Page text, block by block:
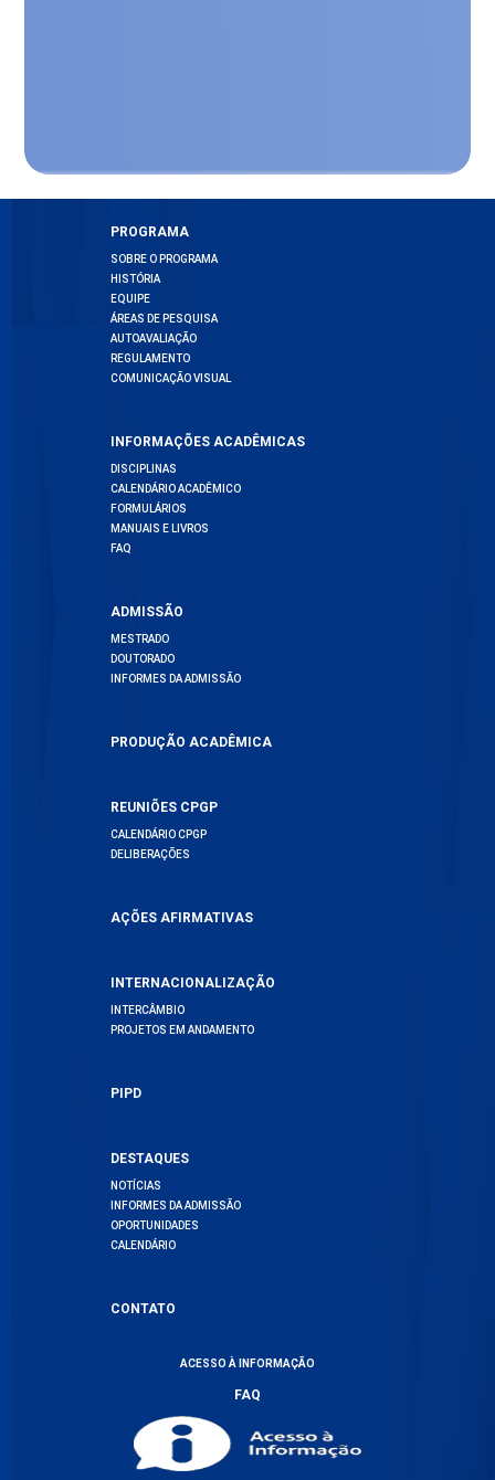
PROGRAMA
SOBRE O PROGRAMA
HISTÓRIA
EQUIPE
ÁREAS DE PESQUISA
AUTOAVALIAÇÃO
REGULAMENTO
COMUNICAÇÃO VISUAL
INFORMAÇÕES ACADÊMICAS
DISCIPLINAS
CALENDÁRIO ACADÊMICO
FORMULÁRIOS
MANUAIS E LIVROS
FAQ
ADMISSÃO
MESTRADO
DOUTORADO
INFORMES DA ADMISSÃO
PRODUÇÃO ACADÊMICA
REUNIÕES CPGP
CALENDÁRIO CPGP
DELIBERAÇÕES
AÇÕES AFIRMATIVAS
INTERNACIONALIZAÇÃO
INTERCÂMBIO
PROJETOS EM ANDAMENTO
PIPD
DESTAQUES
NOTÍCIAS
INFORMES DA ADMISSÃO
OPORTUNIDADES
CALENDÁRIO
CONTATO
ACESSO À INFORMAÇÃO
FAQ